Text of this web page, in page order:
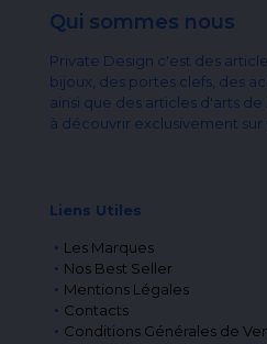
Qui sommes nous
Private Design c'est des
bijoux, des portes clefs, des
ainsi que des articles d'arts de
à découvrir exclusivement
Liens Utiles
Les Marques
Nos Best Seller
Mentions Légales
Contacts
Conditions Générales de